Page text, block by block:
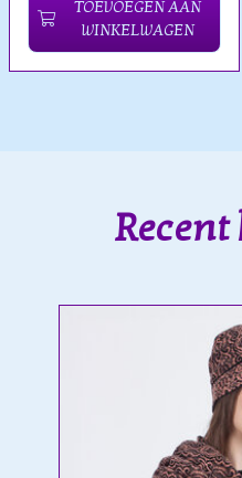
TOEVOEGEN AAN
WINKELWAGEN